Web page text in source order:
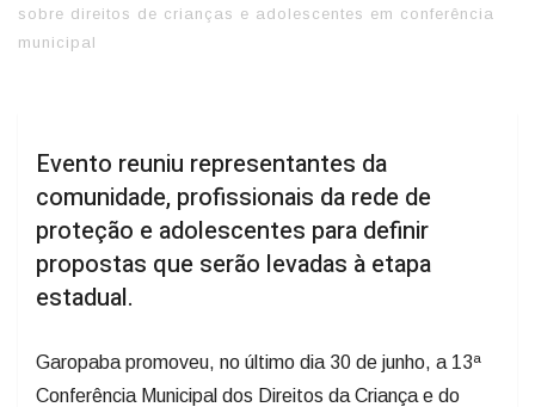
sobre direitos de crianças e adolescentes em conferência
municipal
Evento reuniu representantes da
comunidade, profissionais da rede de
proteção e adolescentes para definir
propostas que serão levadas à etapa
estadual.
Garopaba promoveu, no último dia 30 de junho, a 13ª
Conferência Municipal dos Direitos da Criança e do